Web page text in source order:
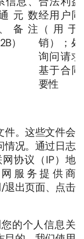
元数
备注
）
经用户
（用于
销）；
询问请
基于合
要性
件。这些文件会
情况。通过日志
协议（IP）地
服务提供商
/退出页面、点击
的个人信息关